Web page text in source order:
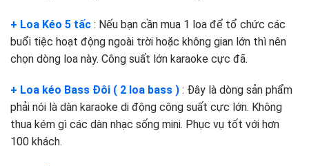
+ Loa Kéo 5 tấc : Nếu bạn cần mua 1 loa để tổ chức các
buổi tiệc hoạt động ngoài trời hoặc không gian lớn thì nên
chọn dòng loa này. Công suất lớn karaoke cực đã.
+ Loa kéo Bass Đôi ( 2 loa bass ) : Đây là dòng sản phẩm
phải nói là dàn karaoke di động công suất cực lớn. Không
thua kém gì các dàn nhạc sống mini. Phục vụ tốt với hơn
100 khách.